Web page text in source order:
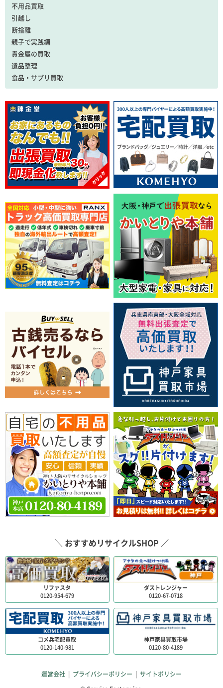
不用品買取
引越し
断捨離
親子で実践編
貴金属の買取
遺品整理
食品・サプリ買取
＼ おすすめリサイクルSHOP ／
リファスタ
0120-954-679
ダストレンジャー
0120-67-0718
コメ兵宅配買取
0120-140-981
神戸家具買取市場
0120-80-4189
運営会社 | プライバシーポリシー | サイトポリシー